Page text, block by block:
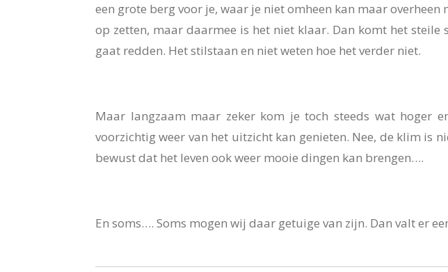
een grote berg voor je, waar je niet omheen kan maar overheen
op zetten, maar daarmee is het niet klaar. Dan komt het
gaat redden. Het stilstaan en niet weten hoe het verder niet.
Maar langzaam maar zeker kom je toch steeds wat
voorzichtig weer van het uitzicht kan genieten. Nee, de klim is
bewust dat het leven ook weer mooie dingen kan brengen….
En soms…. Soms mogen wij daar getuige van zijn. Dan valt er